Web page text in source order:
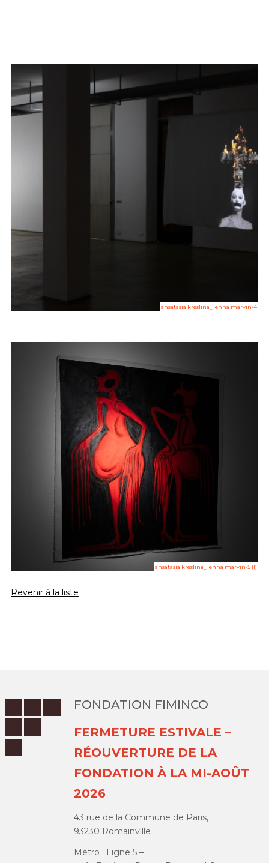
ansatasia kreslina_jenna marvin-4
ansatasia kreslina_jenna marvin-5 (1)
Revenir à la liste
FONDATION FIMINCO
FERMETURE ESTIVALE –
RÉOUVERTURE DE LA
FONDATION À LA MI-AOÛT
2026
43 rue de la Commune de Paris,
93230 Romainville
Métro : Ligne 5 –